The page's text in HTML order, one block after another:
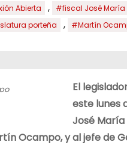
Abierta , #fiscal José
porteña , #Martín
El
este lunes
José
Ocampo, y al jefe de